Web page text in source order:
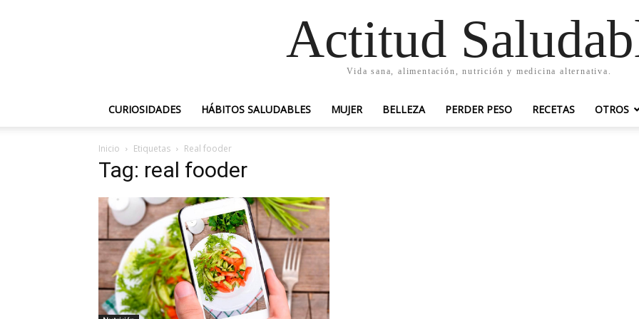
Actitud
Vida sana, alimentación, nutrición y medicina alternativa.
CURIOSIDADES HÁBITOS SALUDABLES MUJER BELLEZA PERDER PESO RECETAS OTROS
Inicio Etiquetas Real fooder
Tag: real fooder